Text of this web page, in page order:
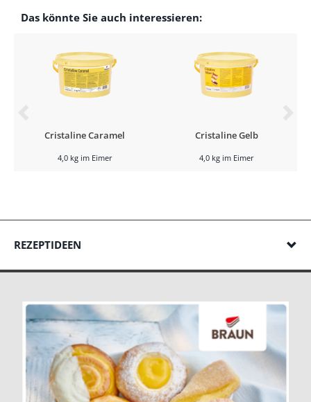
Das könnte Sie auch interessieren:
Cristaline Caramel
4,0 kg im Eimer
Cristaline Gelb
4,0 kg im Eimer
REZEPTIDEEN